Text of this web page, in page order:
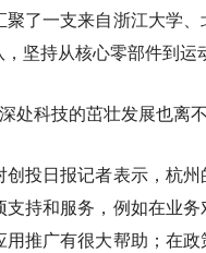
了一支来自浙江大学
坚持从核心零部件到运
处科技的茁壮发展也离
投日报记者表示，杭
持和服务，例如在业
推广有很大帮助；在